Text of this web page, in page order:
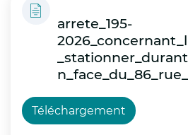
Gestion de crise :
Le centre opérationnel
(COD) sera activé à
arrete_195-
Téléchargement